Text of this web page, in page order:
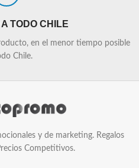
TODO CHILE
en el menor tiempo posible
Chile.
y de marketing. Regalos
Competitivos.